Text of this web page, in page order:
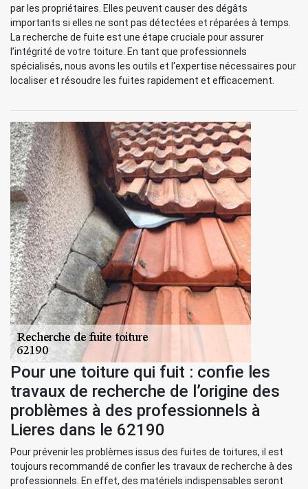
par les propriétaires. Elles peuvent causer des dégâts
importants si elles ne sont pas détectées et réparées à temps.
La recherche de fuite est une étape cruciale pour assurer
l’intégrité de votre toiture. En tant que professionnels
spécialisés, nous avons les outils et l'expertise nécessaires pour
localiser et résoudre les fuites rapidement et efficacement.
Pour une toiture qui fuit : confie les
travaux de recherche de l’origine des
problèmes à des professionnels à
Lieres dans le 62190
Pour prévenir les problèmes issus des fuites de toitures, il est
toujours recommandé de confier les travaux de recherche à des
professionnels. En effet, des matériels indispensables seront